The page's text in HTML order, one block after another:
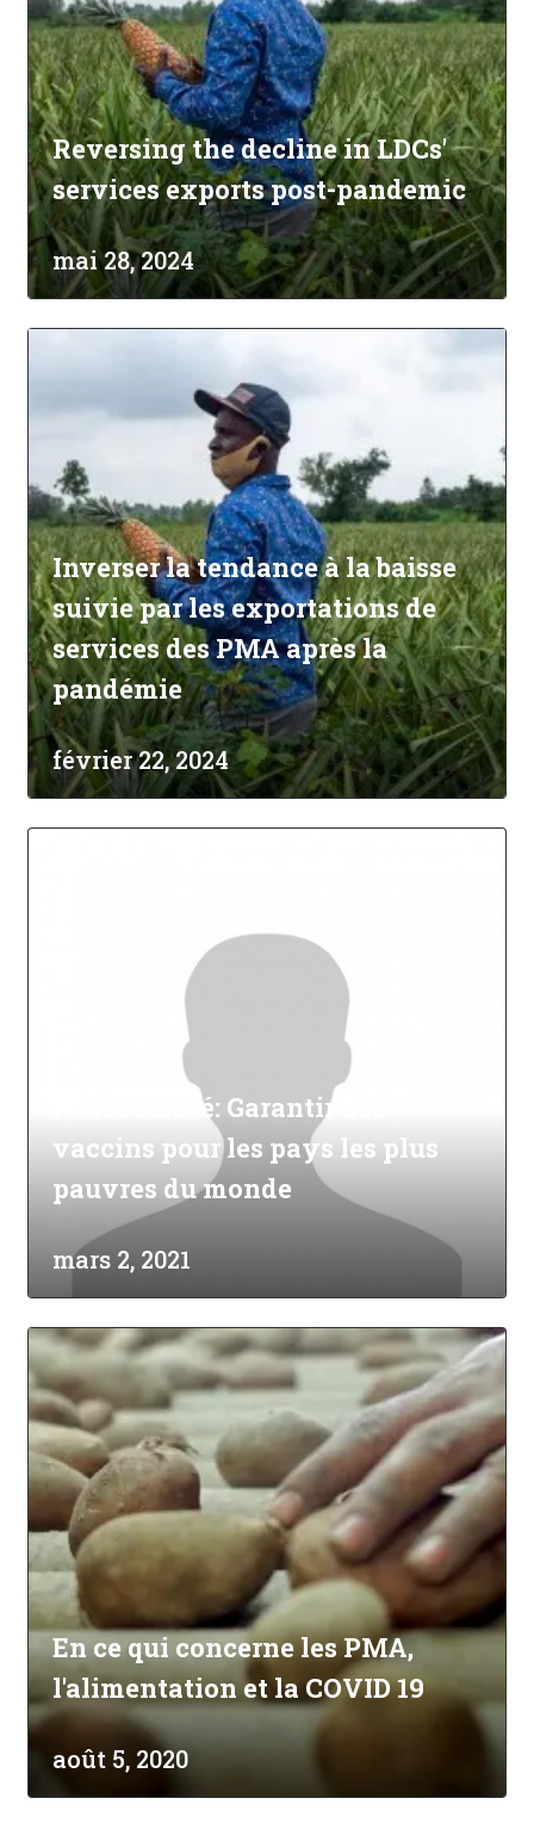
Reversing the decline in LDCs'
services exports post-pandemic
mai 28, 2024
Inverser la tendance à la baisse
suivie par les exportations de
services des PMA après la
pandémie
février 22, 2024
Accès refusé: Garantir des
vaccins pour les pays les plus
pauvres du monde
mars 2, 2021
En ce qui concerne les PMA,
l'alimentation et la COVID 19
août 5, 2020